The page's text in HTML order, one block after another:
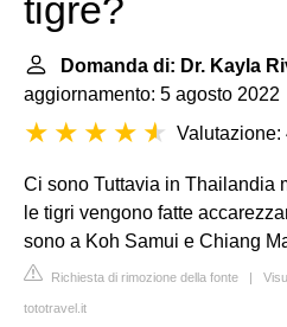
tigre?
Domanda di: Dr. Kayla
aggiornamento: 5 agosto 2022
Valutazione:
Ci sono Tuttavia in Thailandia
le tigri vengono fatte
sono a Koh Samui e Chiang
Richiesta di rimozione della fonte |
tototravel.it